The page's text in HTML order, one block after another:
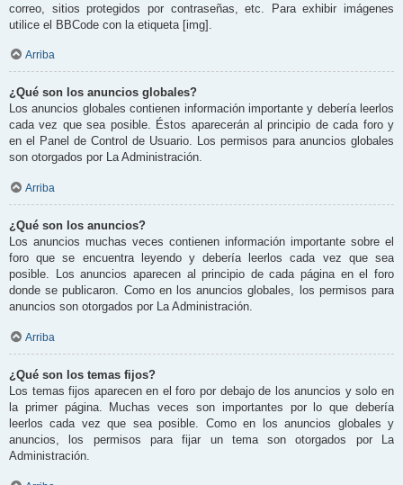
correo, sitios protegidos por contraseñas, etc. Para exhibir imágenes
utilice el BBCode con la etiqueta [img].
Arriba
¿Qué son los anuncios globales?
Los anuncios globales contienen información importante y debería leerlos
cada vez que sea posible. Éstos aparecerán al principio de cada foro y
en el Panel de Control de Usuario. Los permisos para anuncios globales
son otorgados por La Administración.
Arriba
¿Qué son los anuncios?
Los anuncios muchas veces contienen información importante sobre el
foro que se encuentra leyendo y debería leerlos cada vez que sea
posible. Los anuncios aparecen al principio de cada página en el foro
donde se publicaron. Como en los anuncios globales, los permisos para
anuncios son otorgados por La Administración.
Arriba
¿Qué son los temas fijos?
Los temas fijos aparecen en el foro por debajo de los anuncios y solo en
la primer página. Muchas veces son importantes por lo que debería
leerlos cada vez que sea posible. Como en los anuncios globales y
anuncios, los permisos para fijar un tema son otorgados por La
Administración.